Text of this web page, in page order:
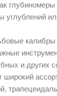
углублений
и других
широкий